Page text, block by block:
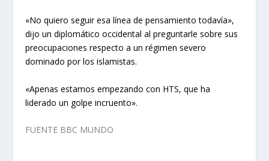
«No quiero seguir esa línea de pensamiento todavía»,
dijo un diplomático occidental al preguntarle sobre sus
preocupaciones respecto a un régimen severo
dominado por los islamistas.
«Apenas estamos empezando con HTS, que ha
liderado un golpe incruento».
FUENTE BBC MUNDO